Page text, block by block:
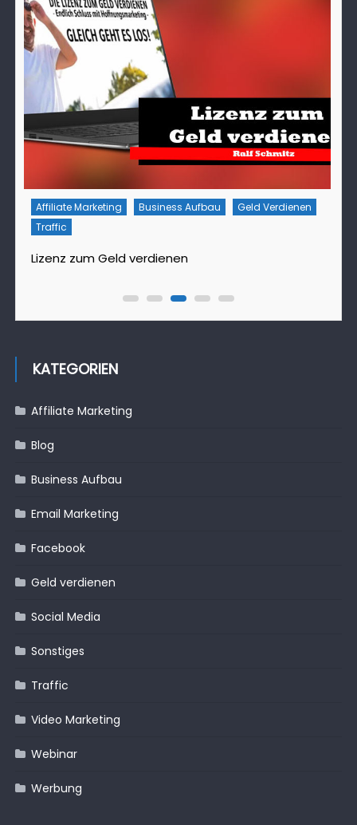
Affiliate Marketing Business Aufbau
Geld Verdienen
Traffic
Lizenz zum Geld verdienen
KATEGORIEN
Affiliate Marketing
Blog
Business Aufbau
Email Marketing
Facebook
Geld verdienen
Social Media
Sonstiges
Traffic
Video Marketing
Webinar
Werbung